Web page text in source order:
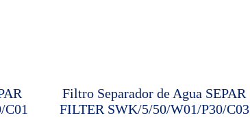
Filtro Separador de Agua SEPAR
FILTER SWK/5/50/W01/P30/C03